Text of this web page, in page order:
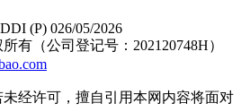
(P) 026/05/2026
有（公司登记号：202120748H）
经许可，擅自引用本网内容将面对